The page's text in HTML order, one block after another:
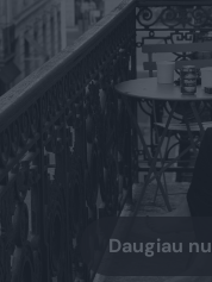
Daugiau